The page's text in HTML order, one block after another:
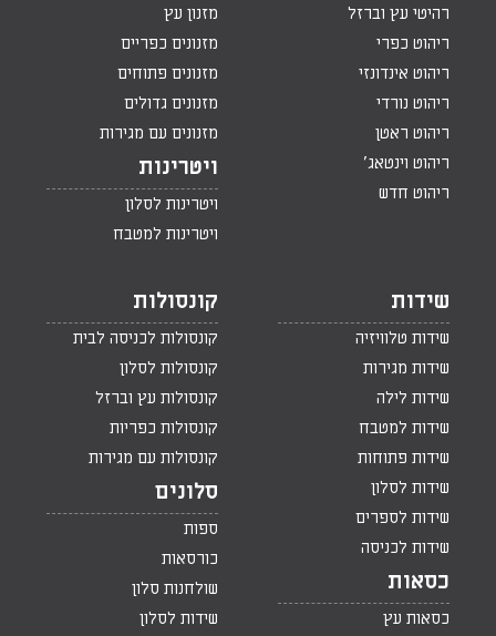
רהיטי עץ וברזל
ריהוט כפרי
ריהוט אינדונזי
ריהוט נורדי
ריהוט ראטן
ריהוט וינטאג'
ריהוט חדש
מזנון עץ
מזנונים כפריים
מזנונים פתוחים
מזנונים גדולים
מזנונים עם מגירות
ויטרינות
ויטרינות לסלון
ויטרינות למטבח
שידות
שידות טלוויזיה
שידות מגירות
שידות לילה
שידות למטבח
שידות פתוחות
שידות לסלון
שידות לספרים
שידות לכניסה
כסאות
כסאות עץ
קונסולות
קונסולות לכניסה לבית
קונסולות לסלון
קונסולות עץ וברזל
קונסולות כפריות
קונסולות עם מגירות
סלונים
ספות
כורסאות
שולחנות סלון
שידות לסלון